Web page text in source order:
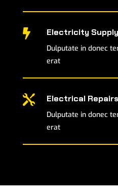
 Electricity Supply
Dulputate in donec
erat
 Electrical Repairs
Dulputate in donec
erat